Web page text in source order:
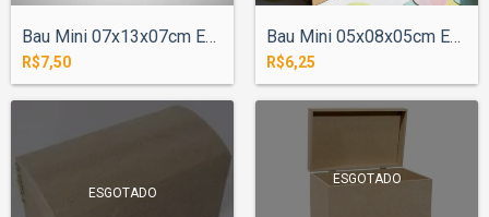
Bau Mini 07x13x07cm Encaixe
R$7,50
Bau Mini 05x08x05cm Encaixe
R$6,25
ESGOTADO
ESGOTADO